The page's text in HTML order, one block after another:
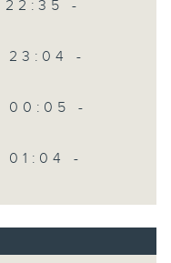
22:35 -
23:04 -
00:05 -
01:04 -